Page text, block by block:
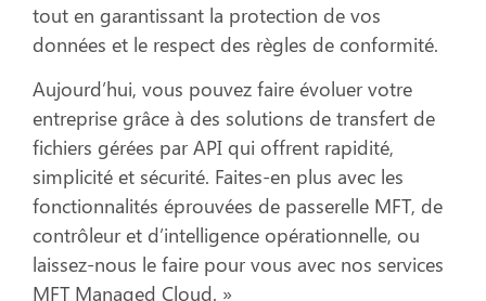
tout en garantissant la protection de vos
données et le respect des règles de conformité.
Aujourd’hui, vous pouvez faire évoluer votre
entreprise grâce à des solutions de transfert de
fichiers gérées par API qui offrent rapidité,
simplicité et sécurité. Faites-en plus avec les
fonctionnalités éprouvées de passerelle MFT, de
contrôleur et d’intelligence opérationnelle, ou
laissez-nous le faire pour vous avec nos services
MFT Managed Cloud. »